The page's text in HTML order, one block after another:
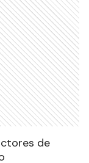
de